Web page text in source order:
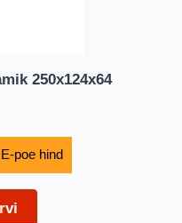
250x124x64